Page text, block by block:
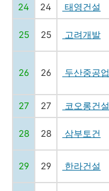
24
24 태영건설
25 25 고려개발
26 26 두산중공업
27
27 코오롱건설
28 28 삼부토건
29 29 한라건설